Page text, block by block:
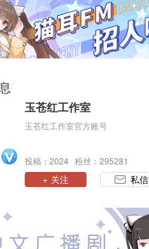
玉苍红工作室
玉苍红工作室官方账号
投稿：2024 粉丝：295281
+ 关注 私信